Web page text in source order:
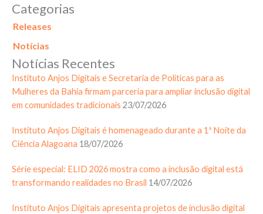
Categorias
Releases
Notícias
Notícias Recentes
Instituto Anjos Digitais e Secretaria de Políticas para as
Mulheres da Bahia firmam parceria para ampliar inclusão digital
em comunidades tradicionais 23/07/2026
Instituto Anjos Digitais é homenageado durante a 1ª Noite da
Ciência Alagoana 18/07/2026
Série especial: ELID 2026 mostra como a inclusão digital está
transformando realidades no Brasil 14/07/2026
Instituto Anjos Digitais apresenta projetos de inclusão digital